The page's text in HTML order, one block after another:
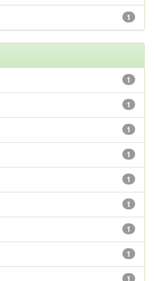
1
1
1
1
1
1
1
1
1
1